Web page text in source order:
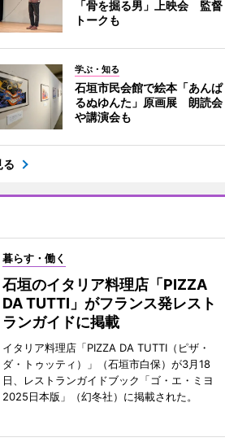
「骨を掘る男」上映会 監督
トークも
学ぶ・知る
石垣市民会館で絵本「あんぱ
るぬゆんた」原画展 朗読会
や講演会も
る
暮らす・働く
石垣のイタリア料理店「PIZZA
DA TUTTI」がフランス発レスト
ランガイドに掲載
イタリア料理店「PIZZA DA TUTTI（ピザ・
ダ・トゥッティ）」（石垣市白保）が3月18
日、レストランガイドブック「ゴ・エ・ミヨ
2025日本版」（幻冬社）に掲載された。